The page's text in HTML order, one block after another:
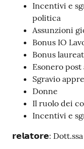
Incentivi e
politica
Assunzioni
Bonus IO
Bonus
Esonero
Sgravio
Donne
Il ruolo dei
Incentivi e
𝗿𝗲𝗹𝗮𝘁𝗼𝗿𝗲: